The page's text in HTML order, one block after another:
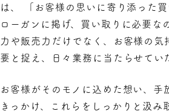
は、 「お客様の思いに寄り添った
ローガンに掲げ、買い取りに必要な
力や販売力だけでなく、お客様の気
要と捉え、日々業務に当たらせてい
お客様がそのモノに込めた想い、手
きっかけ、これらをしっかりと汲み